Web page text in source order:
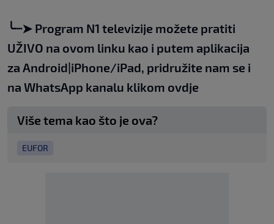
╰┈➤ Program N1 televizije možete pratiti
UŽIVO na ovom linku kao i putem aplikacija
za Android|iPhone/iPad, pridružite nam se i
na WhatsApp kanalu klikom ovdje
Više tema kao što je ova?
EUFOR